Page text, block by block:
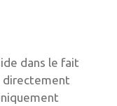
dans le fait
directement